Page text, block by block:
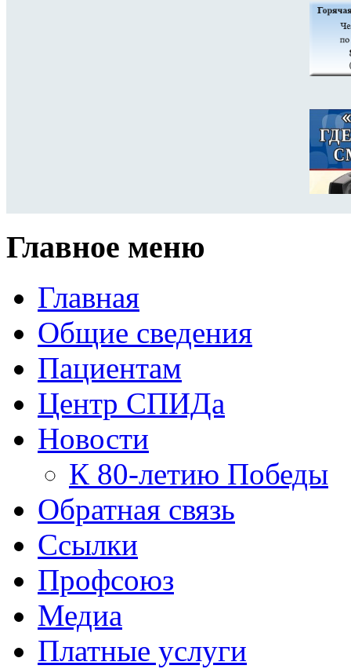
Главное меню
Главная
Общие сведения
Пациентам
Центр СПИДа
Новости
К 80-летию Победы
Обратная связь
Ссылки
Профсоюз
Медиа
Платные услуги